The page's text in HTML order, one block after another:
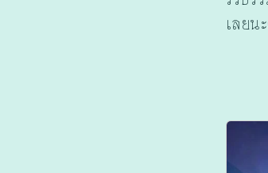
เลยน